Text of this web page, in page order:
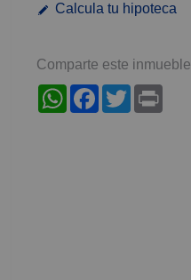
Calcula tu hipoteca
Comparte este inmueble
WhatsAppFacebook
Twitter